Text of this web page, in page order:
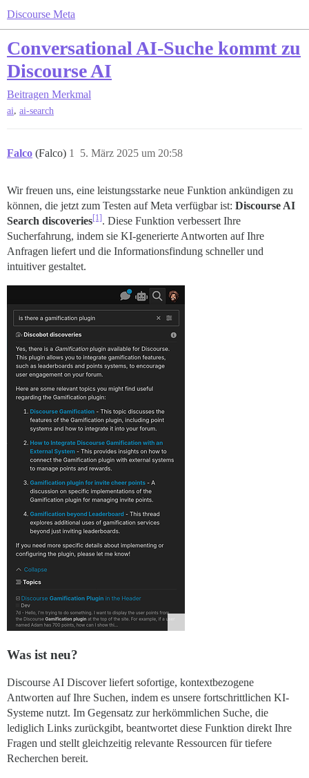
Discourse Meta
Conversational AI-Suche kommt zu
Discourse AI
Beitragen Merkmal
ai, ai-search
Falco (Falco) 5. März 2025 um 20:58
1
Wir freuen uns, eine leistungsstarke neue Funktion ankündigen zu
können, die jetzt zum Testen auf Meta verfügbar ist: Discourse AI
Search discoveries[1] . Diese Funktion verbessert Ihre
Sucherfahrung, indem sie KI-generierte Antworten auf Ihre
Anfragen liefert und die Informationsfindung schneller und
intuitiver gestaltet.
Was ist neu?
Discourse AI Discover liefert sofortige, kontextbezogene
Antworten auf Ihre Suchen, indem es unsere fortschrittlichen KI-
Systeme nutzt. Im Gegensatz zur herkömmlichen Suche, die
lediglich Links zurückgibt, beantwortet diese Funktion direkt Ihre
Fragen und stellt gleichzeitig relevante Ressourcen für tiefere
Recherchen bereit.